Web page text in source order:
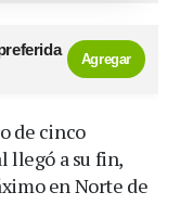
Agregar
de cinco
llegó a su fin,
en Norte de